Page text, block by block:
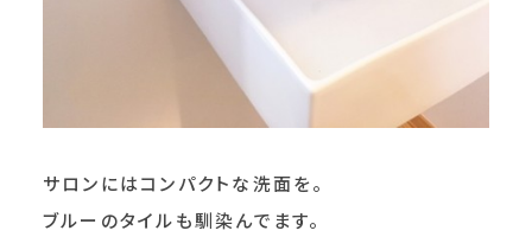
サロンにはコンパクトな洗面を。
ブルーのタイルも馴染んでます。